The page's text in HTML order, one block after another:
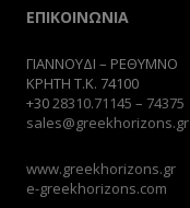
ΕΠΙΚΟΙΝΩΝΙΑ
ΓΙΑΝΝΟΥΔΙ – ΡΕΘΥΜΝΟ
ΚΡΗΤΗ Τ.Κ. 74100
+3028310.71145 – 74375
sales@greekhorizons.gr
www.greekhorizons.gr
e-greekhorizons.com